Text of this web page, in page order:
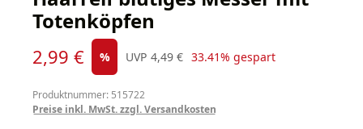
Totenköpfen
Verkaufspreis:
2,99 € % UVP
Regulärer Preis:
4,49 € 33.41% gespart
Produktnummer: 515722
Preise inkl. MwSt. zzgl. Versandkosten